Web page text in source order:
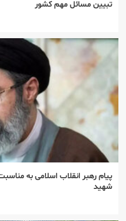
تبیین مسائل مهم کشور
پیام رهبر انقلاب اسلامی به
شهید